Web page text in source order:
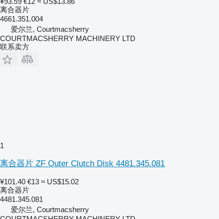
离合器片
4661.351.004
爱尔兰, Courtmacsherry
COURTMACSHERRY MACHINERY LTD
联系卖方
1
离合器片 ZF Outer Clutch Disk 4481.345.081
¥101.40 €13 ≈ US$15.02
离合器片
4481.345.081
爱尔兰, Courtmacsherry